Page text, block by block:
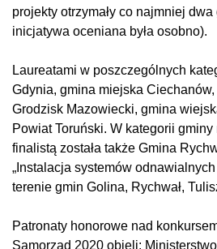
projekty otrzymały co najmniej dwa
inicjatywa oceniana była osobno).
Laureatami w poszczególnych
Gdynia, gmina miejska
Grodzisk Mazowiecki, gmina
Powiat Toruński. W kategorii
finalistą została także Gmina
„Instalacja systemów
terenie gmin Golina, Rychwał,
Patronaty honorowe nad
Samorząd 2020 objęli: